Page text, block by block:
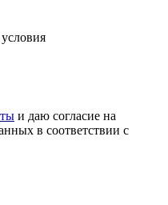
и даю согласие на
в соответствии с